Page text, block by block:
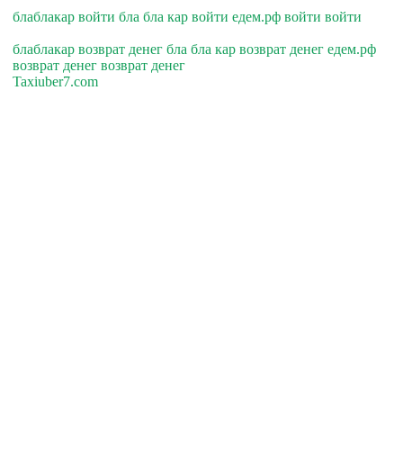
блаблакар войти бла бла кар войти едем.рф войти войти
блаблакар возврат денег бла бла кар возврат денег едем.рф
возврат денег возврат денег
Taxiuber7.com